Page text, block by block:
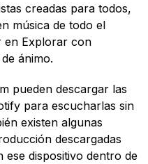
creadas para todos,
música de todo el
en Explorar con
ánimo.
pueden descargar las
para escucharlas sin
existen algunas
descargadas
dispositivo dentro de